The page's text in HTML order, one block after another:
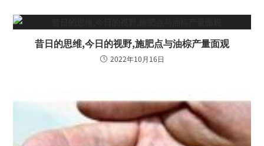
昔日的思维,今日的视野,施肥点与油棕产量面观
2022年10月16日